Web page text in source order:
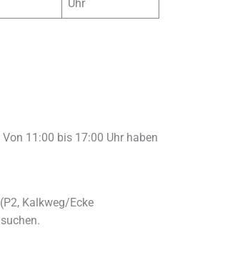
Uhr
11:00 bis 17:00 Uhr haben
Kalkweg/Ecke